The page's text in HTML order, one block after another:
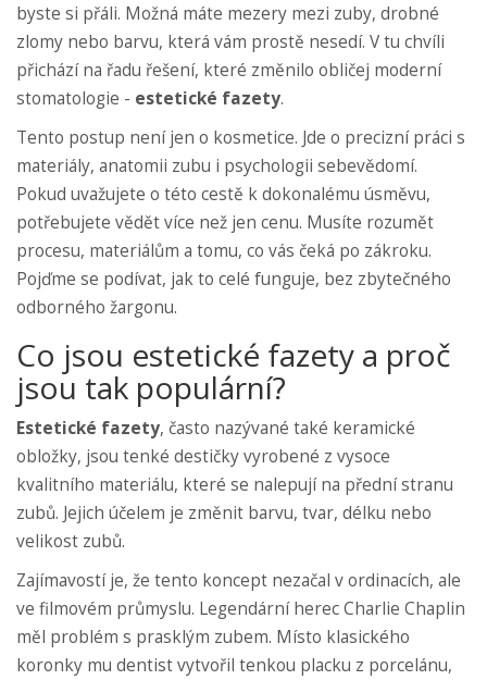
byste si přáli. Možná máte mezery mezi zuby, drobné
zlomy nebo barvu, která vám prostě nesedí. V tu chvíli
přichází na řadu řešení, které změnilo obličej moderní
stomatologie - estetické fazety.
Tento postup není jen o kosmetice. Jde o precizní práci s
materiály, anatomii zubu i psychologii sebevědomí.
Pokud uvažujete o této cestě k dokonalému úsměvu,
potřebujete vědět více než jen cenu. Musíte rozumět
procesu, materiálům a tomu, co vás čeká po zákroku.
Pojďme se podívat, jak to celé funguje, bez zbytečného
odborného žargonu.
Co jsou estetické fazety a proč
jsou tak populární?
Estetické fazety, často nazývané také keramické
obložky, jsou tenké destičky vyrobené z vysoce
kvalitního materiálu, které se nalepují na přední stranu
zubů. Jejich účelem je změnit barvu, tvar, délku nebo
velikost zubů.
Zajímavostí je, že tento koncept nezačal v ordinacích, ale
ve filmovém průmyslu. Legendární herec Charlie Chaplin
měl problém s prasklým zubem. Místo klasického
koronky mu dentist vytvořil tenkou placku z porcelánu,